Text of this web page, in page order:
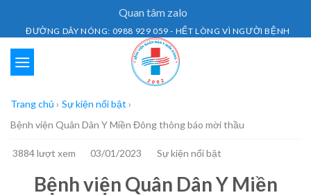
Quan tâm zalo
ĐƯỜNG DÂY NÓNG: 0988 929 059 - HẾT LÒNG VÌ NGƯỜI BỆNH
Trang chủ › Sự kiện nổi bật ›
Bệnh viện Quân Dân Y Miền Đông thông báo mời thầu
3884 lượt xem 03/01/2023 Sự kiện nổi bật
Bệnh viện Quân Dân Y Miền